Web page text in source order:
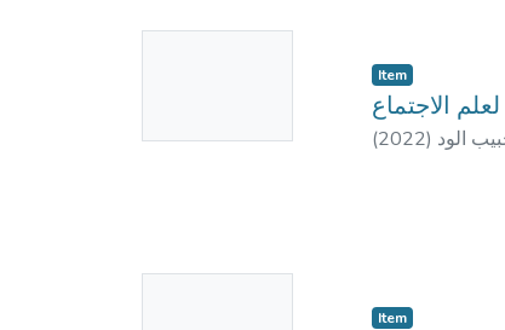
Item
الاجتماع
(2022) الود
Item